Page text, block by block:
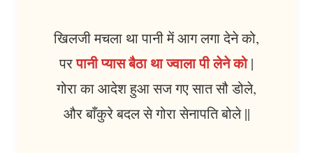
खिलजी मचला था पानी में आग लगा देने को,
परपानी प्यास बैठा था ज्वाला पी लेने को|
गोरा का आदेश हुआ सज गए सात सौ डोले,
और बाँकुरे बदल से गोरा सेनापति बोले ||